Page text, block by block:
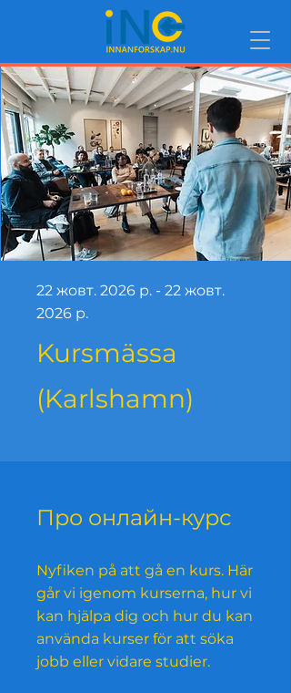
Kursmässa
(Karlshamn)
22 жовт. 2026 р. - 22 жовт.
2026 р.
Про онлайн-курс
Nyfiken på att gå en kurs. Här
går vi igenom kurserna, hur vi
kan hjälpa dig och hur du kan
använda kurser för att söka
jobb eller vidare studier.